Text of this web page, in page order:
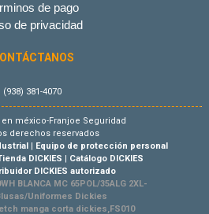
de pago
de privacidad
(938) 381-4070
méxico-Franjoe Seguridad
derechos reservados
| Equipo de protección personal
DICKIES | Catálogo DICKIES
DICKIES autorizado
BLANCA MC 65POL/35ALG 2XL-
Uniformes Dickies
manga corta dickies,FS010